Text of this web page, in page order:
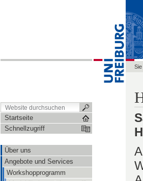
Startseite
Schnellzugriff
Über uns
Angebote und Services
Workshopprogramm